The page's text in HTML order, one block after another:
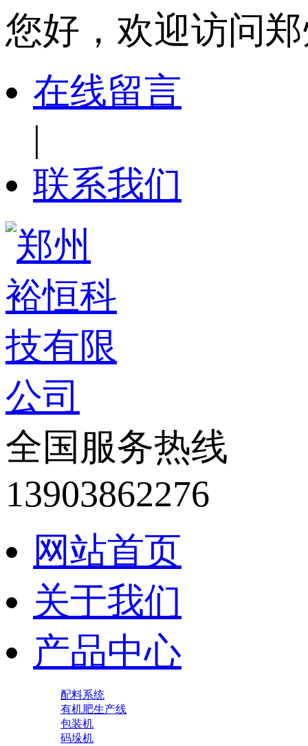
您好，欢迎访问
在线留言
|
联系我们
全国服务热线
13903862276
网站首页
关于我们
产品中心
配料系统
有机肥生产线
包装机
码垛机